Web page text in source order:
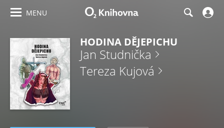
MENU
HODINA DĚJEPICHU
Jan Studnička
Tereza Kujová